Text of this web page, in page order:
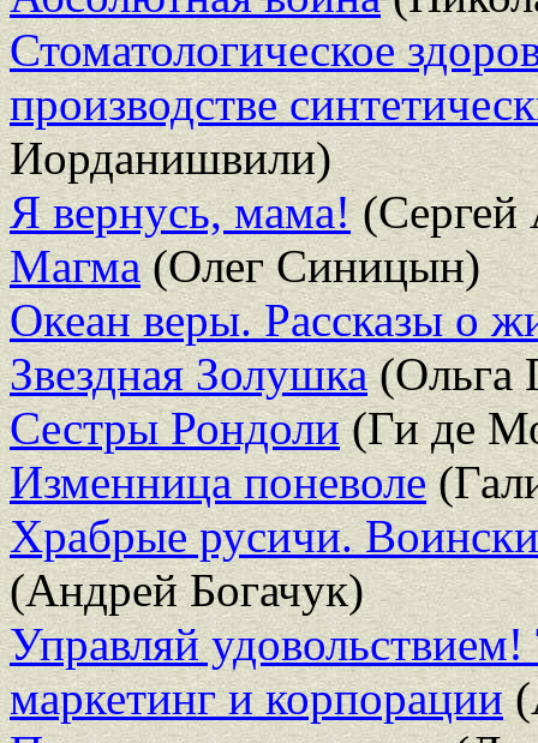
Стоматологическое
производстве
Иорданишвили)
Я вернусь, мама!(Сергей
Магма(Олег Синицын)
Океан веры. Рассказы о
Звездная Золушка(Ольга
Сестры Рондоли(Ги де
Изменница поневоле
Храбрые русичи.
(Андрей Богачук)
Управляй
маркетинг и корпорации